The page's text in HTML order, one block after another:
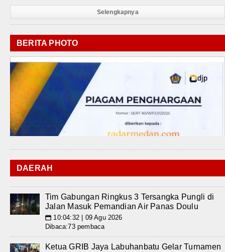
Selengkapnya
BERITA PHOTO
DAERAH
Tim Gabungan Ringkus 3 Tersangka Pungli di
Jalan Masuk Pemandian Air Panas Doulu
📅 10:04:32 | 09 Agu 2026
Dibaca:73 pembaca
Ketua GRIB Jaya Labuhanbatu Gelar Turnamen